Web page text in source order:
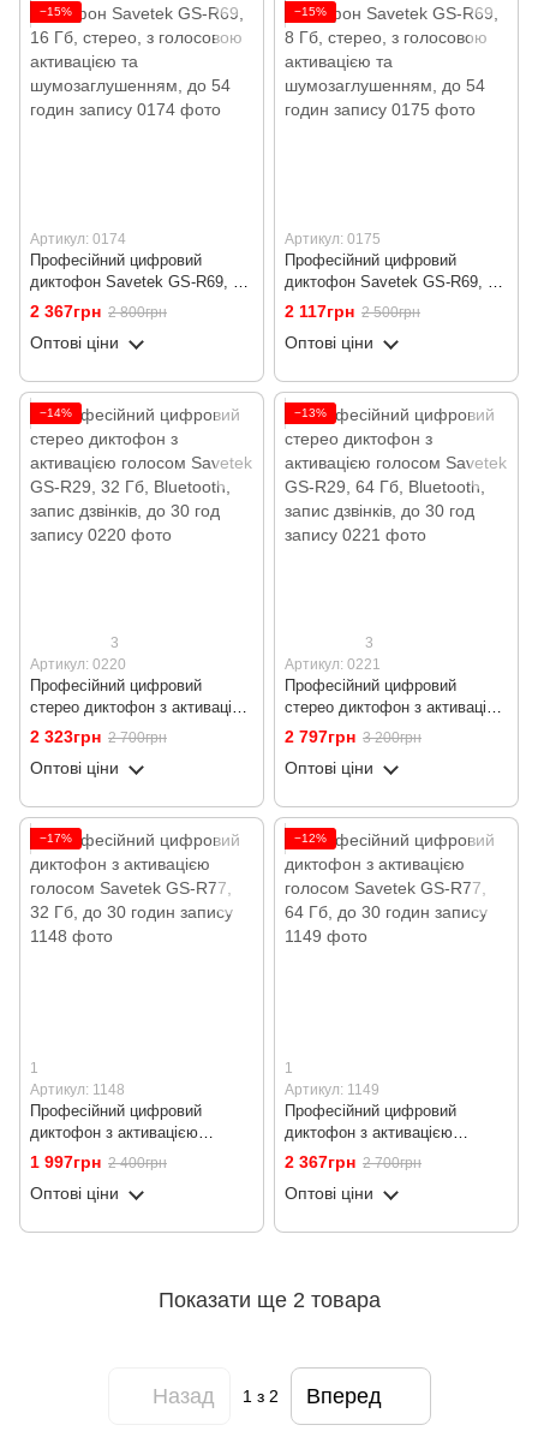
−15%
Артикул: 0174
Професійний цифровий
диктофон Savetek GS-R69, 16
Гб, стерео, з голосовою
активацією та
шумозаглушенням, до 54
2 367грн 2 800грн
Оптові ціни
−15%
Артикул: 0175
Професійний цифровий
диктофон Savetek GS-R69, 8
Гб, стерео, з голосовою
активацією та
шумозаглушенням, до 54
2 117грн 2 500грн
Оптові ціни
−14%
3
Артикул: 0220
Професійний цифровий
стерео диктофон з активацією
голосом Savetek GS-R29, 32
Гб, Bluetooth, запис дзвінків,
до 30 год запису
2 323грн 2 700грн
Оптові ціни
−13%
3
Артикул: 0221
Професійний цифровий
стерео диктофон з активацією
голосом Savetek GS-R29, 64
Гб, Bluetooth, запис дзвінків,
до 30 год запису
2 797грн 3 200грн
Оптові ціни
−17%
1
Артикул: 1148
Професійний цифровий
диктофон з активацією
голосом Savetek GS-R77, 32
Гб, до 30 годин запису
1 997грн 2 400грн
Оптові ціни
−12%
1
Артикул: 1149
Професійний цифровий
диктофон з активацією
голосом Savetek GS-R77, 64
Гб, до 30 годин запису
2 367грн 2 700грн
Оптові ціни
Показати ще 2 товара
Назад 1з 2 Вперед